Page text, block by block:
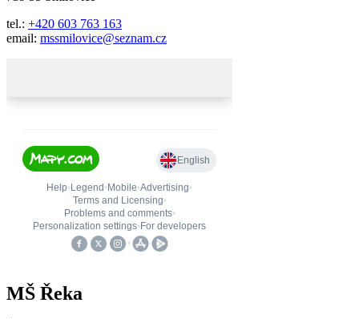
tel.: +420 603 763 163
email: mssmilovice@seznam.cz
MŠ Řeka